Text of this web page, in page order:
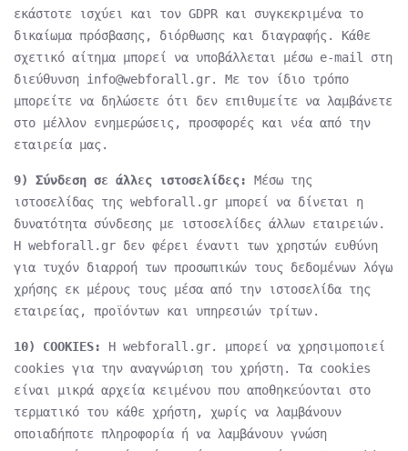
εκάστοτε ισχύει και τον GDPR και συγκεκριμένα το
δικαίωμα πρόσβασης, διόρθωσης και διαγραφής. Κάθε
σχετικό αίτημα μπορεί να υποβάλλεται μέσω e-mail στη
διεύθυνση info@webforall.gr. Με τον ίδιο τρόπο
μπορείτε να δηλώσετε ότι δεν επιθυμείτε να λαμβάνετε
στο μέλλον ενημερώσεις, προσφορές και νέα από την
εταιρεία μας.
9) Σύνδεση σε άλλες ιστοσελίδες:
Μέσω της
ιστοσελίδας της webforall.gr μπορεί να δίνεται η
δυνατότητα σύνδεσης με ιστοσελίδες άλλων εταιρειών.
Η webforall.gr δεν φέρει έναντι των χρηστών ευθύνη
για τυχόν διαρροή των προσωπικών τους δεδομένων λόγω
χρήσης εκ μέρους τους μέσα από την ιστοσελίδα της
εταιρείας, προϊόντων και υπηρεσιών τρίτων.
10) COOKIES:
Η webforall.gr. μπορεί να χρησιμοποιεί
cookies για την αναγνώριση του χρήστη. Τα cookies
είναι μικρά αρχεία κειμένου που αποθηκεύονται στο
τερματικό του κάθε χρήστη, χωρίς να λαμβάνουν
οποιαδήποτε πληροφορία ή να λαμβάνουν γνώση